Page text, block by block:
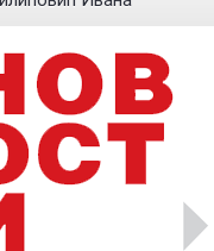
и духа Геза Шетет